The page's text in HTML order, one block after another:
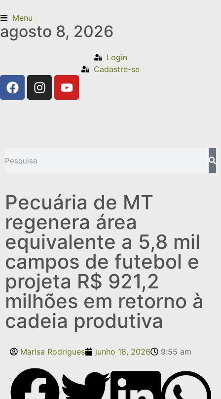
Menu
agosto 8, 2026
Login
Cadastre-se
Pecuária de MT
regenera área
equivalente a 5,8 mil
campos de futebol e
projeta R$ 921,2
milhões em retorno à
cadeia produtiva
Marisa Rodrigues junho 18, 2026 9:55 am